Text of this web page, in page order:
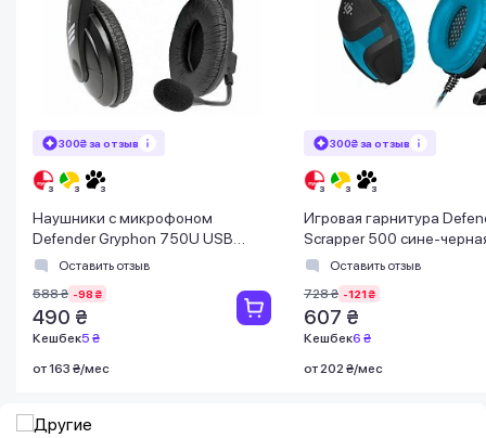
300₴ за отзыв
Наушники с микрофоном
Defender Gryphon 750U USB
черныеОставить отзыв
588 ₴ -98 ₴
490 ₴
Кешбек5 ₴
от 163 ₴/мес
300₴ за отзыв
Игровая гарнитура
Scrapper 500 сине-
x 3,5 мм
Оставить отзыв
728 ₴ -121 ₴
607 ₴
Кешбек6 ₴
от 202 ₴/мес